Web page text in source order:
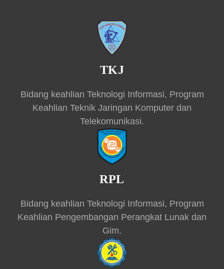
TKJ
Bidang keahlian Teknologi Informasi, Program
Keahlian Teknik Jaringan Komputer dan
Telekomunikasi.
RPL
Bidang keahlian Teknologi Informasi, Program
Keahlian Pengembangan Perangkat Lunak dan
Gim.